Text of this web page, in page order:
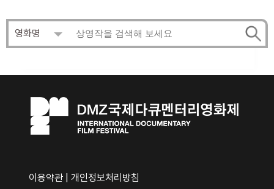
영화명
이용약관 개인정보처리방침